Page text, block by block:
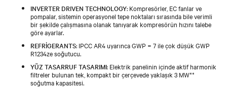
INVERTER DRIVEN TECHNOLOGY: Kompresörler, EC fanlar ve
pompalar, sistemin operasyonel tepe noktaları sırasında bile verimli
bir şekilde çalışmasına olanak tanıyarak kompresörün hızını talebe
göre ayarlar.
REFRİGERANTS: IPCC AR4 uyarınca GWP = 7 ile çok düşük GWP
R1234ze soğutucu.
YÜZ TASARRUF TASARIMI: Elektrik panelinin içinde aktif harmonik
filtreler bulunan tek, kompakt bir çerçevede yaklaşık 3 MW**
soğutma kapasitesi.